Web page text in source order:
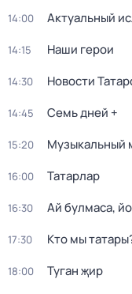
14:00 Актуальный
14:15 Наши герои
14:30 Новости
14:45 Семь дней +
15:20 Музыкальный
16:00 Татарлар
16:30 Ай булмаса,
17:30 Кто мы
18:00 Туган җир